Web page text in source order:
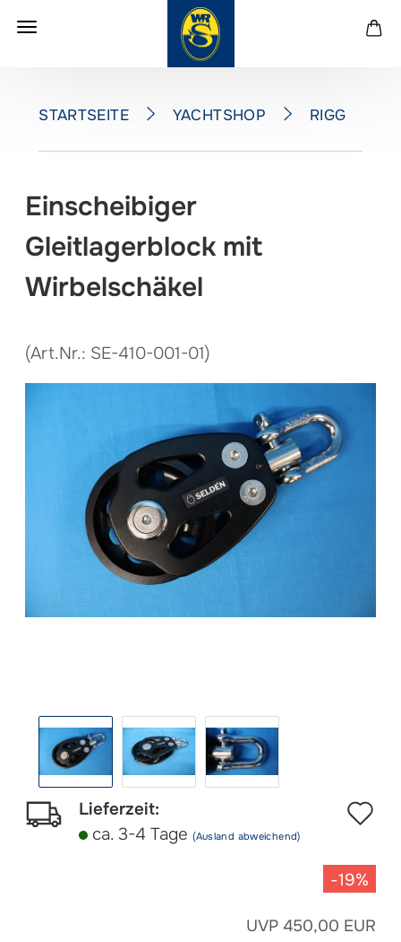
STARTSEITE YACHTSHOP RIGG
Einscheibiger
Gleitlagerblock mit
Wirbelschäkel
(Art.Nr.: SE-410-001-01)
Lieferzeit:
ca. 3-4 Tage(Ausland abweichend)
-19%
UVP 450,00 EUR